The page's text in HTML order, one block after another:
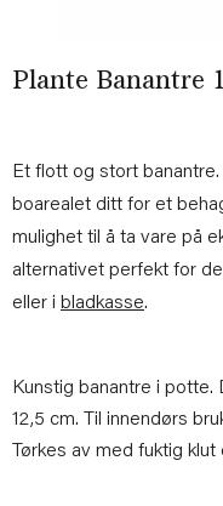
Plante Banantre
Et flott og stort
boarealet ditt for et
mulighet til å ta vare på
alternativet perfekt for
eller i bladkasse.
Kunstig banantre i
12,5 cm. Til innendørs
Tørkes av med fuktig